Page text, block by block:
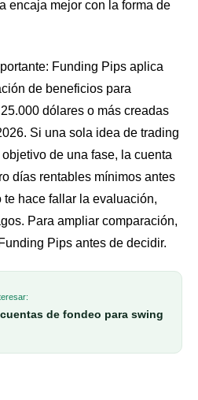
encaja mejor con la forma de
Funding Pips aplica
de beneficios para
dólares o más creadas
Si una sola idea de trading
de una fase, la cuenta
días rentables mínimos antes
hace fallar la evaluación,
Para ampliar comparación,
Pips antes de decidir.
de fondeo para swing